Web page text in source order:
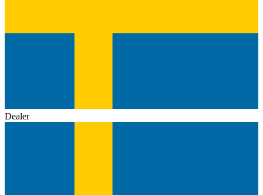
Dealer